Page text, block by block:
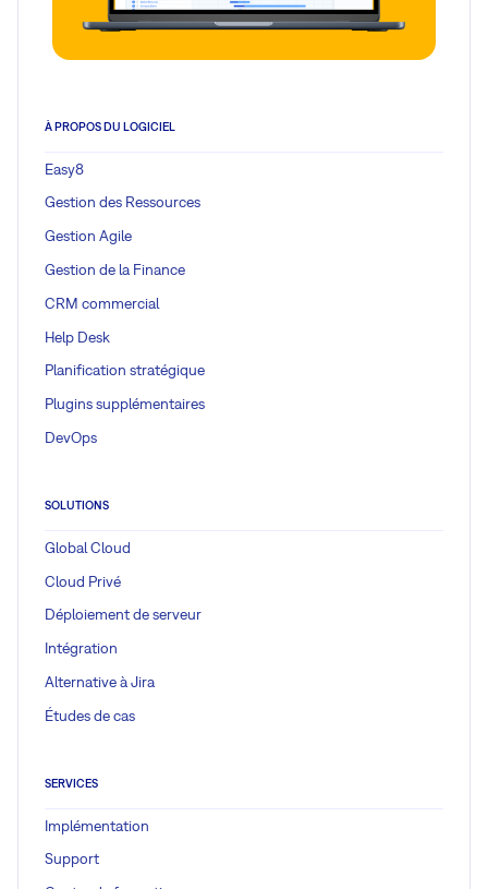
À PROPOS DU LOGICIEL
Easy8
Gestion des Ressources
Gestion Agile
Gestion de la Finance
CRM commercial
Help Desk
Planification stratégique
Plugins supplémentaires
DevOps
SOLUTIONS
Global Cloud
Cloud Privé
Déploiement de serveur
Intégration
Alternative à Jira
Études de cas
SERVICES
Implémentation
Support